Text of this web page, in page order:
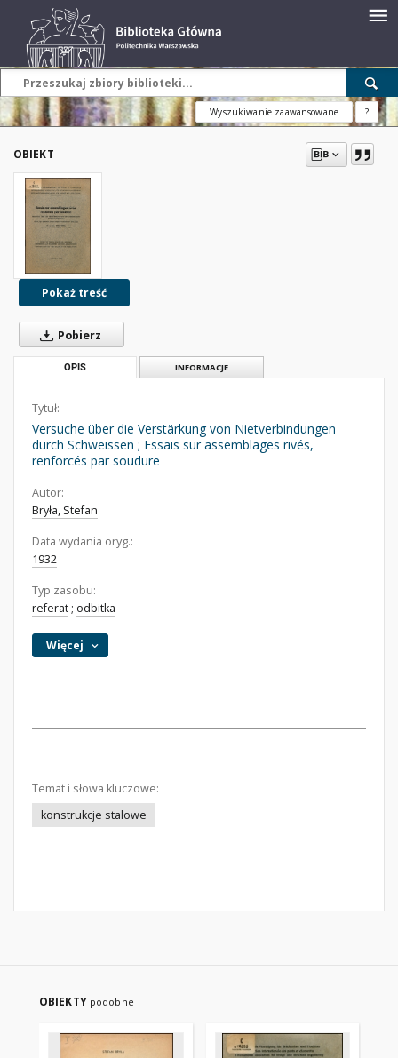
Wyszukiwanie zaawansowane ?
OBIEKT
Pokaż treść
Pobierz
OPIS INFORMACJE
Tytuł:
Versuche über die Verstärkung von Nietverbindungen
durch Schweissen ; Essais sur assemblages rivés,
renforcés par soudure
Autor:
Bryła, Stefan
Data wydania oryg.:
1932
Typ zasobu:
referat ; odbitka
Więcej
Temat i słowa kluczowe:
konstrukcje stalowe
OBIEKTY podobne